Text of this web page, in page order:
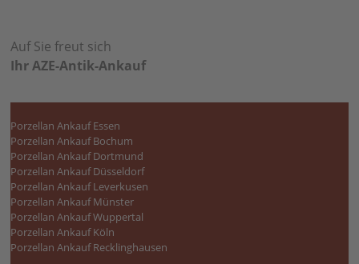
Auf Sie freut sich
Ihr AZE-Antik-Ankauf
Porzellan Ankauf Essen
Porzellan Ankauf Bochum
Porzellan Ankauf Dortmund
Porzellan Ankauf Düsseldorf
Porzellan Ankauf Leverkusen
Porzellan Ankauf Münster
Porzellan Ankauf Wuppertal
Porzellan Ankauf Köln
Porzellan Ankauf Recklinghausen